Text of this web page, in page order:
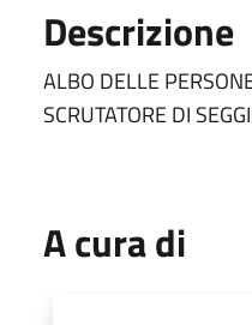
Descrizione
ALBO DELLE
SCRUTATORE DI
A cura di